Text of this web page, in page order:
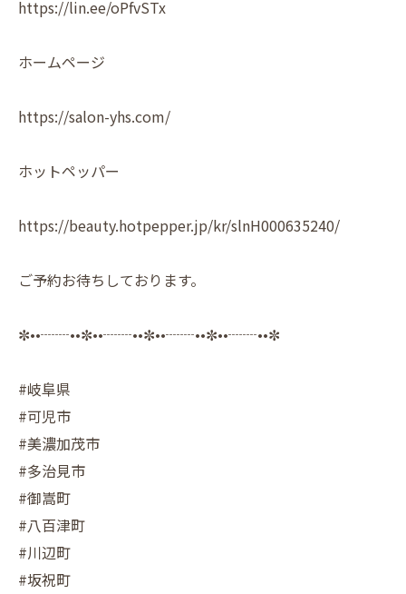
https://lin.ee/oPfvSTx
ホームページ
https://salon-yhs.com/
ホットペッパー
https://beauty.hotpepper.jp/kr/slnH000635240/
ご予約お待ちしております。
✼••┈┈••✼••┈┈••✼••┈┈••✼••┈┈••✼
#岐阜県
#可児市
#美濃加茂市
#多治見市
#御嵩町
#八百津町
#川辺町
#坂祝町